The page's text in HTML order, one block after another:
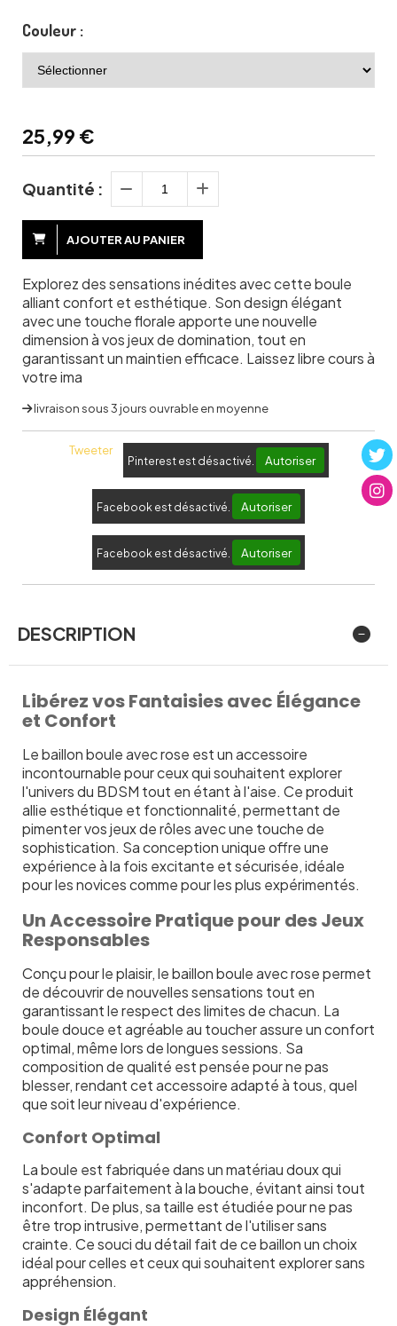
Couleur :
25,99 €
Quantité :
AJOUTER AU PANIER
Explorez des sensations inédites avec cette boule
alliant confort et esthétique. Son design élégant
avec une touche florale apporte une nouvelle
dimension à vos jeux de domination, tout en
garantissant un maintien efficace. Laissez libre cours à
votre ima
livraison sous 3 jours ouvrable en moyenne
Tweeter
Pinterest est désactivé. Autoriser
Facebook est désactivé. Autoriser
Facebook est désactivé. Autoriser
DESCRIPTION
Libérez vos Fantaisies avec Élégance
et Confort
Le baillon boule avec rose est un accessoire
incontournable pour ceux qui souhaitent explorer
l'univers du BDSM tout en étant à l'aise. Ce produit
allie esthétique et fonctionnalité, permettant de
pimenter vos jeux de rôles avec une touche de
sophistication. Sa conception unique offre une
expérience à la fois excitante et sécurisée, idéale
pour les novices comme pour les plus expérimentés.
Un Accessoire Pratique pour des Jeux
Responsables
Conçu pour le plaisir, le baillon boule avec rose permet
de découvrir de nouvelles sensations tout en
garantissant le respect des limites de chacun. La
boule douce et agréable au toucher assure un confort
optimal, même lors de longues sessions. Sa
composition de qualité est pensée pour ne pas
blesser, rendant cet accessoire adapté à tous, quel
que soit leur niveau d'expérience.
Confort Optimal
La boule est fabriquée dans un matériau doux qui
s'adapte parfaitement à la bouche, évitant ainsi tout
inconfort. De plus, sa taille est étudiée pour ne pas
être trop intrusive, permettant de l'utiliser sans
crainte. Ce souci du détail fait de ce baillon un choix
idéal pour celles et ceux qui souhaitent explorer sans
appréhension.
Design Élégant